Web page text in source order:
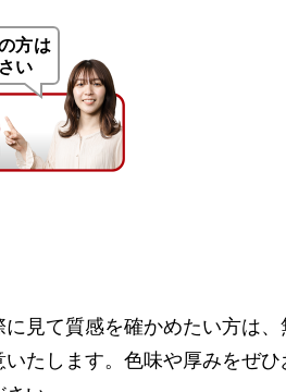
方は
い
に見て質感を確かめたい方は
いたします。色味や厚みをぜ